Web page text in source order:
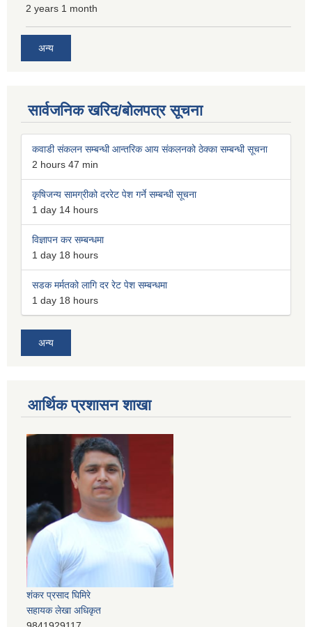
2 years 1 month
अन्य
सार्वजनिक खरिद/बोलपत्र सूचना
कवाडी संकलन सम्बन्धी आन्तरिक आय संकलनको ठेक्का सम्बन्धी सूचना
2 hours 47 min
कृषिजन्य सामग्रीको दररेट पेश गर्ने सम्बन्धी सूचना
1 day 14 hours
विज्ञापन कर सम्बन्धमा
1 day 18 hours
सडक मर्मतको लागि दर रेट पेश सम्बन्धमा
1 day 18 hours
अन्य
आर्थिक प्रशासन शाखा
शंकर प्रसाद घिमिरे
सहायक लेखा अधिकृत